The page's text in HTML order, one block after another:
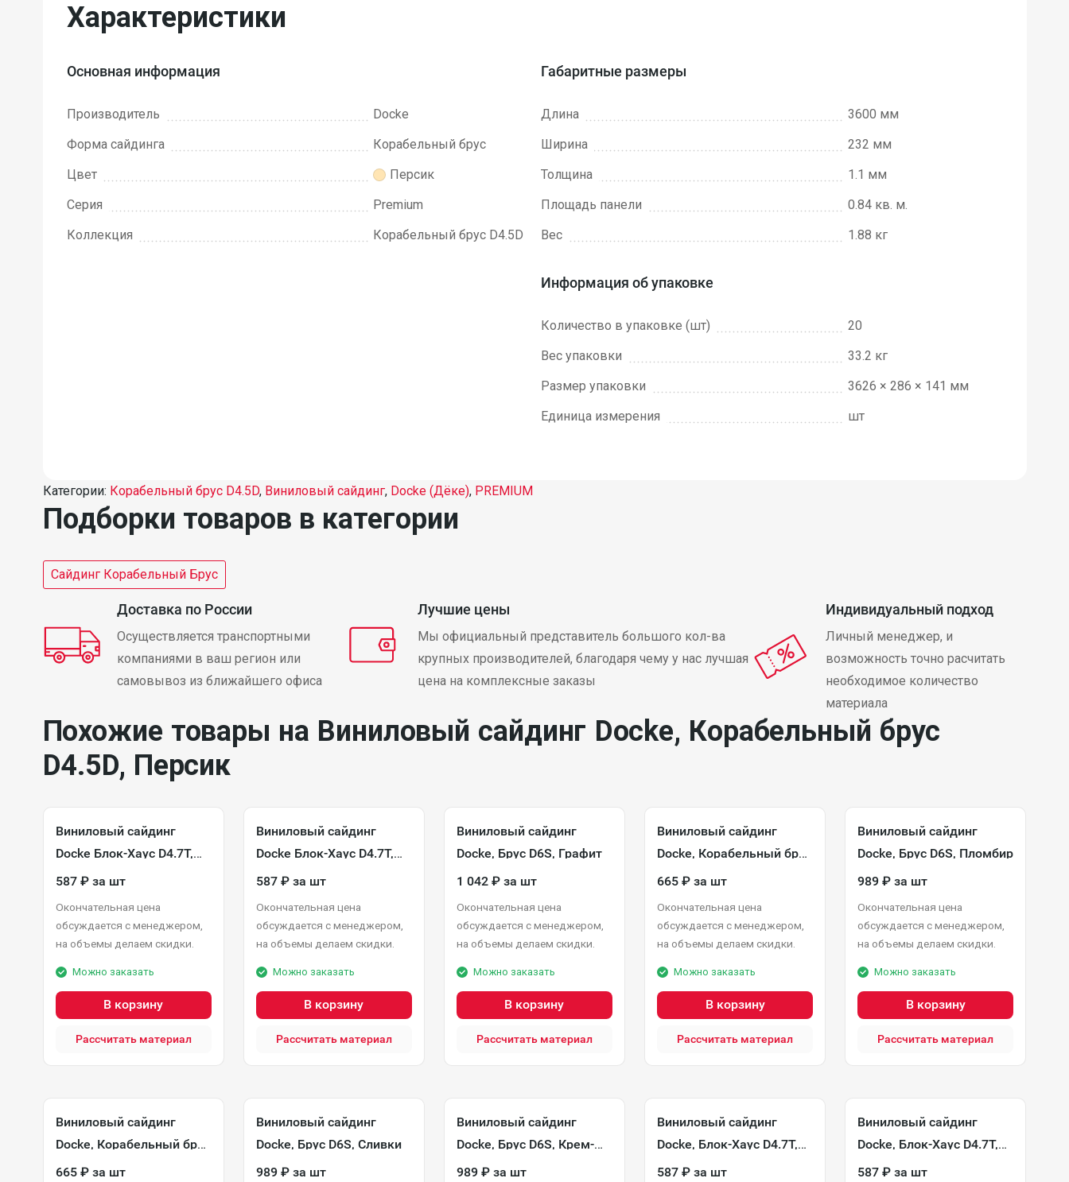
Характеристики
Основная информация
Производитель
Docke
Форма сайдинга
Корабельный брус
Цвет
Персик
Серия
Premium
Коллекция
Ко­ра­бель­ный брус D4.5D
Габаритные размеры
Длина
3600 мм
Ширина
232 мм
Толщина
1.1 мм
Площадь панели
0.84 кв. м.
Вес
1.88 кг
Информация об упаковке
Количество в упаковке (шт)
20
Вес упаковки
33.2 кг
Размер упаковки
3626 × 286 × 141 мм
Единица измерения
шт
Категории: Ко­ра­бель­ный брус D4.5D, Виниловый сайдинг, Docke (Дёке), PREMIUM
Подборки товаров в категории
Сайдинг Корабельный Брус
Доставка по России
Осуществляется транспортными
компаниями в ваш регион или
самовывоз из ближайшего офиса
Лучшие цены
Мы официальный представитель большого кол-ва
крупных производителей, благодаря чему у нас лучшая
цена на комплексные заказы
Индивидуальный подход
Личный менеджер, и
возможность точно расчитать
необходимое количество
материала
Похожие товары на Виниловый сайдинг Docke, Корабельный брус
D4.5D, Персик
Виниловый сайдинг
Docke Блок-Хаус D4.7T,
Крем-брюле
587 ₽ за шт
Окончательная цена
обсуждается с менеджером,
на объемы делаем скидки.
Можно заказать
В корзину
Рассчитать материал
Виниловый сайдинг
Docke Блок-Хаус D4.7T,
Капучино
587 ₽ за шт
Окончательная цена
обсуждается с менеджером,
на объемы делаем скидки.
Можно заказать
В корзину
Рассчитать материал
Виниловый сайдинг
Docke, Брус D6S, Графит
1 042 ₽ за шт
Окончательная цена
обсуждается с менеджером,
на объемы делаем скидки.
Можно заказать
В корзину
Рассчитать материал
Виниловый сайдинг
Docke, Корабельный брус
D4.5D, Графит
665 ₽ за шт
Окончательная цена
обсуждается с менеджером,
на объемы делаем скидки.
Можно заказать
В корзину
Рассчитать материал
Виниловый сайдинг
Docke, Брус D6S, Пломбир
989 ₽ за шт
Окончательная цена
обсуждается с менеджером,
на объемы делаем скидки.
Можно заказать
В корзину
Рассчитать материал
Виниловый сайдинг
Docke, Корабельный брус
D4.5D, Слива
665 ₽ за шт
Виниловый сайдинг
Docke, Брус D6S, Сливки
989 ₽ за шт
Виниловый сайдинг
Docke, Брус D6S, Крем-
брюле
989 ₽ за шт
Виниловый сайдинг
Docke, Блок-Хаус D4.7T,
Карамель
587 ₽ за шт
Виниловый сайдинг
Docke, Блок-Хаус D4.7T,
Банан
587 ₽ за шт